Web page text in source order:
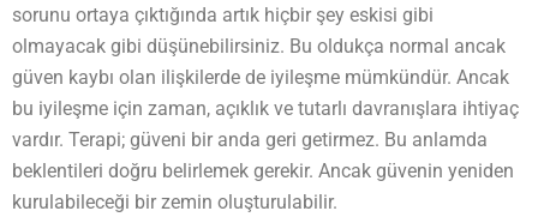
sorunu ortaya çıktığında artık hiçbir şey eskisi gibi
olmayacak gibi düşünebilirsiniz. Bu oldukça normal ancak
güven kaybı olan ilişkilerde de iyileşme mümkündür. Ancak
bu iyileşme için zaman, açıklık ve tutarlı davranışlara ihtiyaç
vardır. Terapi; güveni bir anda geri getirmez. Bu anlamda
beklentileri doğru belirlemek gerekir. Ancak güvenin yeniden
kurulabileceği bir zemin oluşturulabilir.